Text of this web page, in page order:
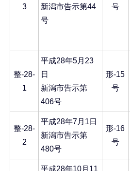
3
新潟市告示第44
号
号
整-28-
1
平成28年5月23
日
新潟市告示第
406号
形-15
号
整-28-
2
平成28年7月1日
新潟市告示第
480号
形-16
号
平成28年10月11